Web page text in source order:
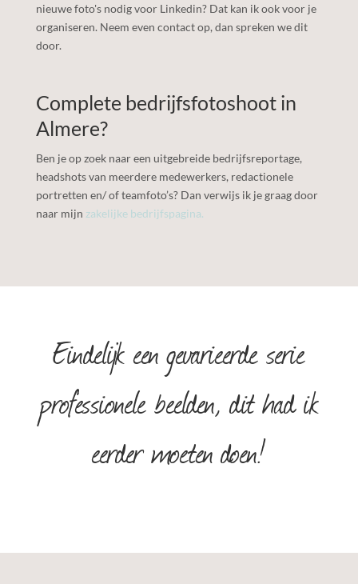
nieuwe foto's nodig voor Linkedin? Dat kan ik ook voor je
organiseren. Neem even contact op, dan spreken we dit
door.
Complete bedrijfsfotoshoot in
Almere?
Ben je op zoek naar een uitgebreide bedrijfsreportage,
headshots van meerdere medewerkers, redactionele
portretten en/ of teamfoto’s? Dan verwijs ik je graag door
naar mijn zakelijke bedrijfspagina.
Eindelijk een gevarieerde serie
professionele beelden, dit had ik
eerder moeten doen!